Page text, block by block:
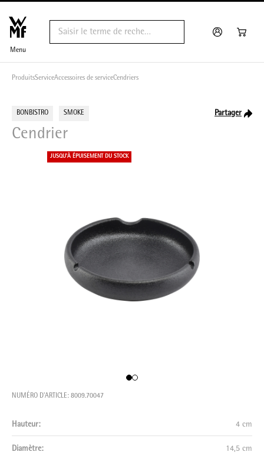
Menu
ProduitsServiceAccessoires de serviceCendriers
BONBISTRO SMOKE Partager
Cendrier
JUSQU'À ÉPUISEMENT DU STOCK
NUMÉRO D'ARTICLE: 8009.70047
Hauteur: 4 cm
Diamètre: 14,5 cm